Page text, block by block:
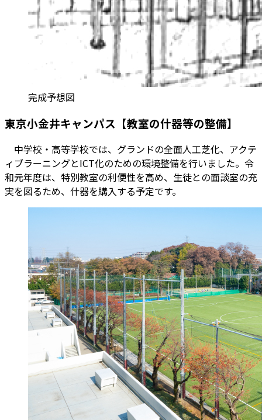
完成予想図
東京小金井キャンパス【教室の什器等の整備】
中学校・高等学校では、グランドの全面人工芝化、アクテ
ィブラーニングとICT化のための環境整備を行いました。令
和元年度は、特別教室の利便性を高め、生徒との面談室の充
実を図るため、什器を購入する予定です。